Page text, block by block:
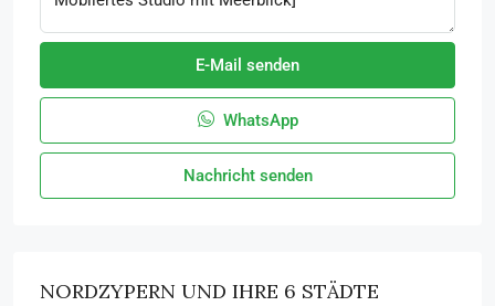
E-Mail senden
WhatsApp
Nachricht senden
NORDZYPERN UND IHRE 6 STÄDTE